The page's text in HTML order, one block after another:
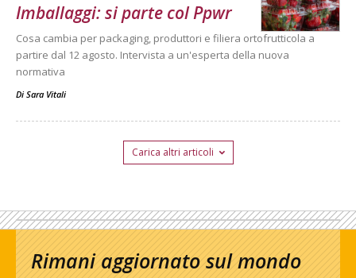
Imballaggi: si parte col Ppwr
Cosa cambia per packaging, produttori e filiera ortofrutticola a
partire dal 12 agosto. Intervista a un'esperta della nuova
normativa
Di Sara Vitali
Carica altri articoli
Rimani aggiornato sul mondo